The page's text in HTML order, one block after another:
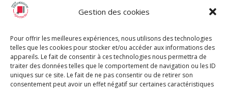
Gestion des cookies
Pour offrir les meilleures expériences, nous utilisons des technologies
telles que les cookies pour stocker et/ou accéder aux informations des
appareils. Le fait de consentir à ces technologies nous permettra de
traiter des données telles que le comportement de navigation ou les ID
uniques sur ce site. Le fait de ne pas consentir ou de retirer son
consentement peut avoir un effet négatif sur certaines caractéristiques
Chèque Intermittents
Chèque Compta
Chèque Emploi Spectacle
G-Pods
Profession Audio-visuel